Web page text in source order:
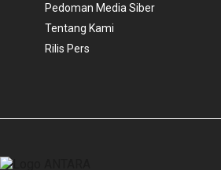
Pedoman Media Siber
Tentang Kami
Rilis Pers